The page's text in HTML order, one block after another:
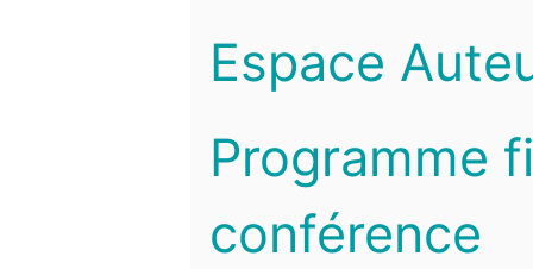
Espace
Programme
conférence